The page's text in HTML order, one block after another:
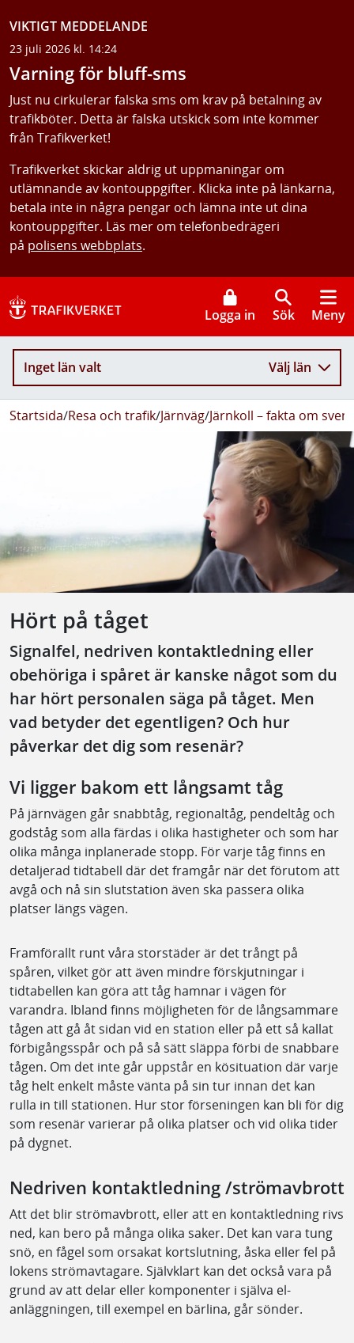
VIKTIGT MEDDELANDE
23 juli 2026 kl. 14:24
Varning för bluff-sms
Just nu cirkulerar falska sms om krav på betalning av
trafikböter. Detta är falska utskick som inte kommer
från Trafikverket!
Trafikverket skickar aldrig ut uppmaningar om
utlämnande av kontouppgifter. Klicka inte på länkarna,
betala inte in några pengar och lämna inte ut dina
kontouppgifter. Läs mer om telefonbedrägeri
på polisens webbplats.
Logga in Sök Meny
Inget län valt Välj län
Startsida/Resa och trafik/Järnväg/Järnkoll – fakta om
Hört på tåget
Signalfel, nedriven kontaktledning eller
obehöriga i spåret är kanske något som du
har hört personalen säga på tåget. Men
vad betyder det egentligen? Och hur
påverkar det dig som resenär?
Vi ligger bakom ett långsamt tåg
På järnvägen går snabbtåg, regionaltåg, pendeltåg och
godståg som alla färdas i olika hastigheter och som har
olika många inplanerade stopp. För varje tåg finns en
detaljerad tidtabell där det framgår när det förutom att
avgå och nå sin slutstation även ska passera olika
platser längs vägen.
Framförallt runt våra storstäder är det trångt på
spåren, vilket gör att även mindre förskjutningar i
tidtabellen kan göra att tåg hamnar i vägen för
varandra. Ibland finns möjligheten för de långsammare
tågen att gå åt sidan vid en station eller på ett så kallat
förbigångsspår och på så sätt släppa förbi de snabbare
tågen. Om det inte går uppstår en kösituation där varje
tåg helt enkelt måste vänta på sin tur innan det kan
rulla in till stationen. Hur stor förseningen kan bli för dig
som resenär varierar på olika platser och vid olika tider
på dygnet.
Nedriven kontaktledning /strömavbrott
Att det blir strömavbrott, eller att en kontaktledning rivs
ned, kan bero på många olika saker. Det kan vara tung
snö, en fågel som orsakat kortslutning, åska eller fel på
lokens strömavtagare. Självklart kan det också vara på
grund av att delar eller komponenter i själva el-
anläggningen, till exempel en bärlina, går sönder.